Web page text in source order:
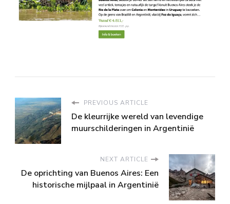
PREVIOUS ARTICLE
De kleurrijke wereld van levendige
muurschilderingen in Argentinië
NEXT ARTICLE
De oprichting van Buenos Aires: Een
historische mijlpaal in Argentinië